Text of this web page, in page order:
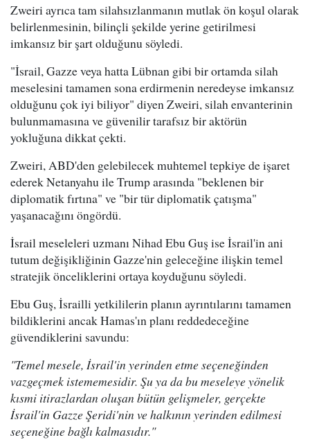
Zweiri ayrıca tam silahsızlanmanın mutlak ön koşul olarak
belirlenmesinin, bilinçli şekilde yerine getirilmesi
imkansız bir şart olduğunu söyledi.
"İsrail, Gazze veya hatta Lübnan gibi bir ortamda silah
meselesini tamamen sona erdirmenin neredeyse imkansız
olduğunu çok iyi biliyor" diyen Zweiri, silah envanterinin
bulunmamasına ve güvenilir tarafsız bir aktörün
yokluğuna dikkat çekti.
Zweiri, ABD'den gelebilecek muhtemel tepkiye de işaret
ederek Netanyahu ile Trump arasında "beklenen bir
diplomatik fırtına" ve "bir tür diplomatik çatışma"
yaşanacağını öngördü.
İsrail meseleleri uzmanı Nihad Ebu Guş ise İsrail'in ani
tutum değişikliğinin Gazze'nin geleceğine ilişkin temel
stratejik önceliklerini ortaya koyduğunu söyledi.
Ebu Guş, İsrailli yetkililerin planın ayrıntılarını tamamen
bildiklerini ancak Hamas'ın planı reddedeceğine
güvendiklerini savundu:
"Temel mesele, İsrail'in yerinden etme seçeneğinden
vazgeçmek istememesidir. Şu ya da bu meseleye yönelik
kısmi itirazlardan oluşan bütün gelişmeler, gerçekte
İsrail'in Gazze Şeridi'nin ve halkının yerinden edilmesi
seçeneğine bağlı kalmasıdır."